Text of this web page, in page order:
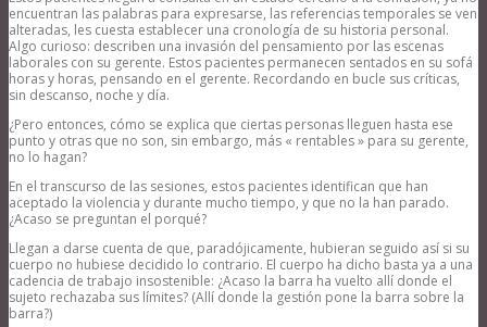
encuentran las palabras para expresarse, las referencias temporales se ven
alteradas, les cuesta establecer una cronología de su historia personal.
Algo curioso: describen una invasión del pensamiento por las escenas
laborales con su gerente. Estos pacientes permanecen sentados en su sofá
horas y horas, pensando en el gerente. Recordando en bucle sus críticas,
sin descanso, noche y día.
¿Pero entonces, cómo se explica que ciertas personas lleguen hasta ese
punto y otras que no son, sin embargo, más « rentables » para su gerente,
no lo hagan?
En el transcurso de las sesiones, estos pacientes identifican que han
aceptado la violencia y durante mucho tiempo, y que no la han parado.
¿Acaso se preguntan el porqué?
Llegan a darse cuenta de que, paradójicamente, hubieran seguido así si su
cuerpo no hubiese decidido lo contrario. El cuerpo ha dicho basta ya a una
cadencia de trabajo insostenible: ¿Acaso la barra ha vuelto allí donde el
sujeto rechazaba sus límites? (Allí donde la gestión pone la barra sobre la
barra?)